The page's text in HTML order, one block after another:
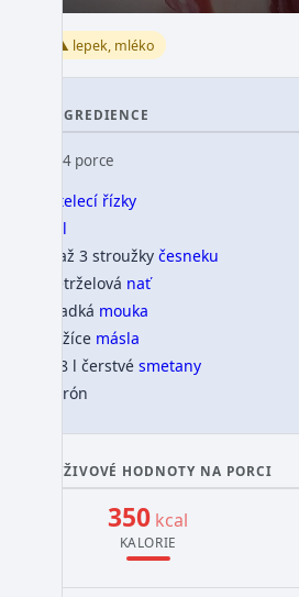
⚠️ lepek, mléko
INGREDIENCE
👥 4 porce
telecí řízky
sůl
2 až 3 stroužky česneku
petrželová nať
hladká mouka
1 lžíce másla
1/8 l čerstvé smetany
citrón
VÝŽIVOVÉ HODNOTY NA PORCI
350 kcal
KALORIE